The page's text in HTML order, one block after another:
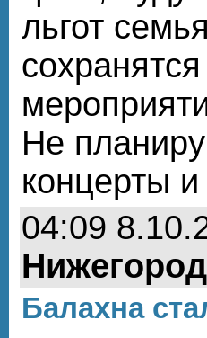
льгот
Не
концерты
04:09
Балахна